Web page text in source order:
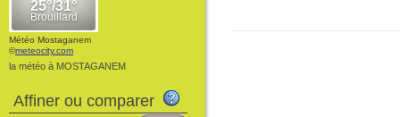
Météo Mostaganem
©meteocity.com
la météo à MOSTAGANEM
Affiner ou comparer